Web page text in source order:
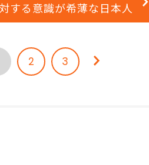
する意識が希薄な日本人
2 3